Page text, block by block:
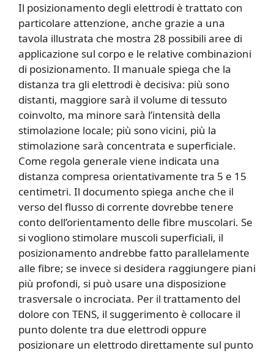
Il posizionamento degli elettrodi è trattato con
particolare attenzione, anche grazie a una
tavola illustrata che mostra 28 possibili aree di
applicazione sul corpo e le relative combinazioni
di posizionamento. Il manuale spiega che la
distanza tra gli elettrodi è decisiva: più sono
distanti, maggiore sarà il volume di tessuto
coinvolto, ma minore sarà l’intensità della
stimolazione locale; più sono vicini, più la
stimolazione sarà concentrata e superficiale.
Come regola generale viene indicata una
distanza compresa orientativamente tra 5 e 15
centimetri. Il documento spiega anche che il
verso del flusso di corrente dovrebbe tenere
conto dell’orientamento delle fibre muscolari. Se
si vogliono stimolare muscoli superficiali, il
posizionamento andrebbe fatto parallelamente
alle fibre; se invece si desidera raggiungere piani
più profondi, si può usare una disposizione
trasversale o incrociata. Per il trattamento del
dolore con TENS, il suggerimento è collocare il
punto dolente tra due elettrodi oppure
posizionare un elettrodo direttamente sul punto